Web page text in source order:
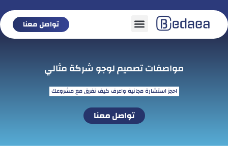
تواصل معنا
مواصفات تصميم لوجو شركة مثالي
احجز استشارة مجانية واعرف كيف نفرق مع مشروعك
تواصل معنا